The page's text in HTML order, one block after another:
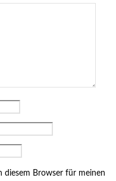
diesem Browser für meinen